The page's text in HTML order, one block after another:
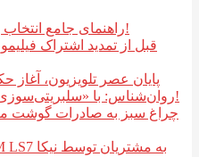
راهنمای جامع انتخاب بهترین آموزشگاه تیزهوشان!
پایان عصر تلویزیون، آغاز
روان‌شناس: با «سلبریتی‌سوزی» نمادهای اعتراضی نسازید!
چراغ سبز به صادرات گوشت